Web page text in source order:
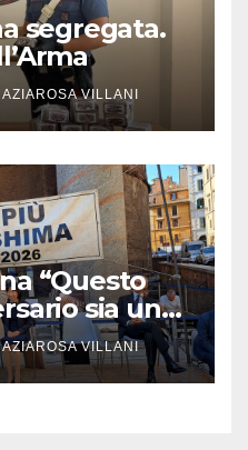
segregata.
VILLANI
“Questo
sia un
VILLANI